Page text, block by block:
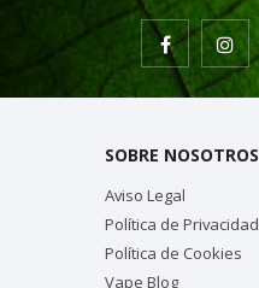
SOBRE NOSOTROS
Aviso Legal
Política de Privacidad
Política de Cookies
Vape Blog